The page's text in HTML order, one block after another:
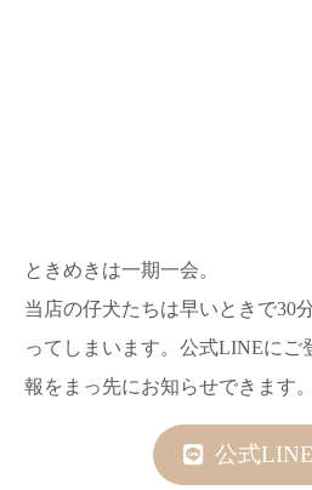
ときめきは一期一会。
当店の仔犬たちは早いときで30
ってしまいます。公式LINEにご
報をまっ先にお知らせできます。
公式